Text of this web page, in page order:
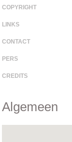
COPYRIGHT
LINKS
CONTACT
PERS
CREDITS
Algemeen